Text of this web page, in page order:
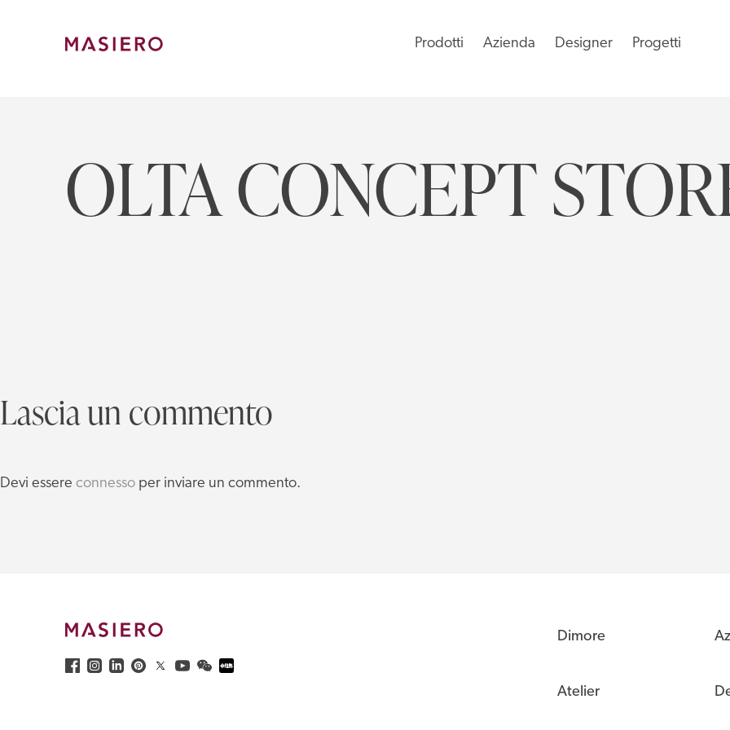
Prodotti Azienda Designer Progetti
OLTA CONCEPT
Lascia un commento
Devi essere connesso per inviare un commento.
Dimore
Atelier